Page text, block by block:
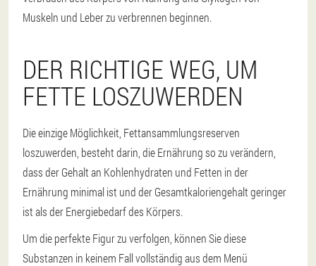
Muskeln und Leber zu verbrennen beginnen.
DER RICHTIGE WEG, UM
FETTE LOSZUWERDEN
Die einzige Möglichkeit, Fettansammlungsreserven
loszuwerden, besteht darin, die Ernährung so zu verändern,
dass der Gehalt an Kohlenhydraten und Fetten in der
Ernährung minimal ist und der Gesamtkaloriengehalt geringer
ist als der Energiebedarf des Körpers.
Um die perfekte Figur zu verfolgen, können Sie diese
Substanzen in keinem Fall vollständig aus dem Menü